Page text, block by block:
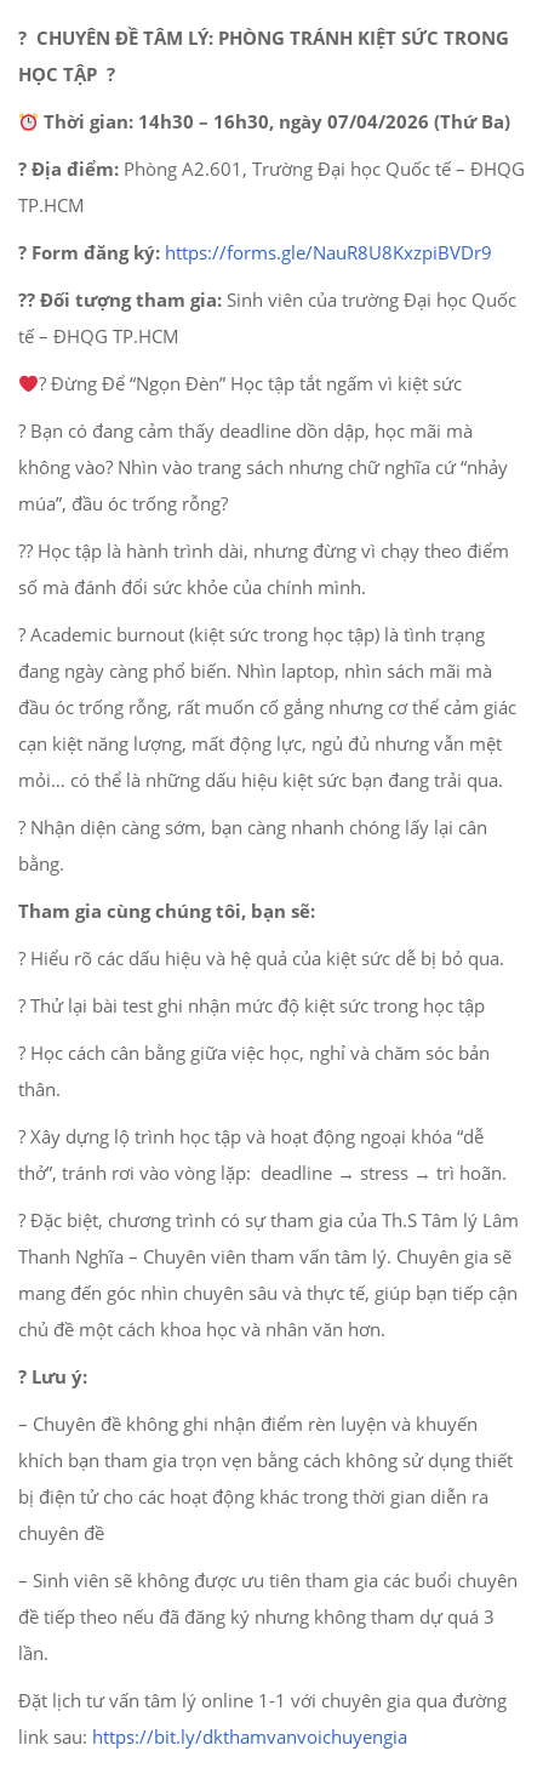
? CHUYÊN ĐỀ TÂM LÝ: PHÒNG TRÁNH KIỆT SỨC TRONG
HỌC TẬP ?
Thời gian: 14h30 – 16h30, ngày 07/04/2026 (Thứ Ba)
? Địa điểm: Phòng A2.601, Trường Đại học Quốc tế – ĐHQG
TP.HCM
? Form đăng ký: https://forms.gle/NauR8U8KxzpiBVDr9
?‍? Đối tượng tham gia: Sinh viên của trường Đại học Quốc
tế – ĐHQG TP.HCM
‍? Đừng Để “Ngọn Đèn” Học tập tắt ngấm vì kiệt sức
? Bạn có đang cảm thấy deadline dồn dập, học mãi mà
không vào? Nhìn vào trang sách nhưng chữ nghĩa cứ “nhảy
múa”, đầu óc trống rỗng?
?‍? Học tập là hành trình dài, nhưng đừng vì chạy theo điểm
số mà đánh đổi sức khỏe của chính mình.
? Academic burnout (kiệt sức trong học tập) là tình trạng
đang ngày càng phổ biến. Nhìn laptop, nhìn sách mãi mà
đầu óc trống rỗng, rất muốn cố gắng nhưng cơ thể cảm giác
cạn kiệt năng lượng, mất động lực, ngủ đủ nhưng vẫn mệt
mỏi… có thể là những dấu hiệu kiệt sức bạn đang trải qua.
? Nhận diện càng sớm, bạn càng nhanh chóng lấy lại cân
bằng.
Tham gia cùng chúng tôi, bạn sẽ:
? Hiểu rõ các dấu hiệu và hệ quả của kiệt sức dễ bị bỏ qua.
? Thử lại bài test ghi nhận mức độ kiệt sức trong học tập
? Học cách cân bằng giữa việc học, nghỉ và chăm sóc bản
thân.
? Xây dựng lộ trình học tập và hoạt động ngoại khóa “dễ
thở”, tránh rơi vào vòng lặp: deadline → stress → trì hoãn.
? Đặc biệt, chương trình có sự tham gia của Th.S Tâm lý Lâm
Thanh Nghĩa – Chuyên viên tham vấn tâm lý. Chuyên gia sẽ
mang đến góc nhìn chuyên sâu và thực tế, giúp bạn tiếp cận
chủ đề một cách khoa học và nhân văn hơn.
? Lưu ý:
– Chuyên đề không ghi nhận điểm rèn luyện và khuyến
khích bạn tham gia trọn vẹn bằng cách không sử dụng thiết
bị điện tử cho các hoạt động khác trong thời gian diễn ra
chuyên đề
– Sinh viên sẽ không được ưu tiên tham gia các buổi chuyên
đề tiếp theo nếu đã đăng ký nhưng không tham dự quá 3
lần.
Đặt lịch tư vấn tâm lý online 1-1 với chuyên gia qua đường
link sau: https://bit.ly/dkthamvanvoichuyengia